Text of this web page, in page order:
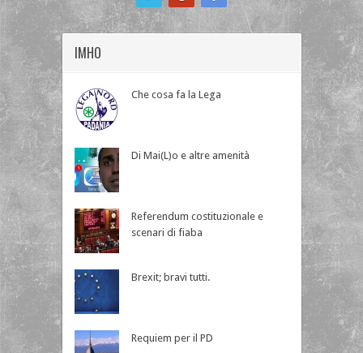
IMHO
Che cosa fa la Lega
Di Mai(L)o e altre amenità
Referendum costituzionale e
scenari di fiaba
Brexit; bravi tutti.
Requiem per il PD